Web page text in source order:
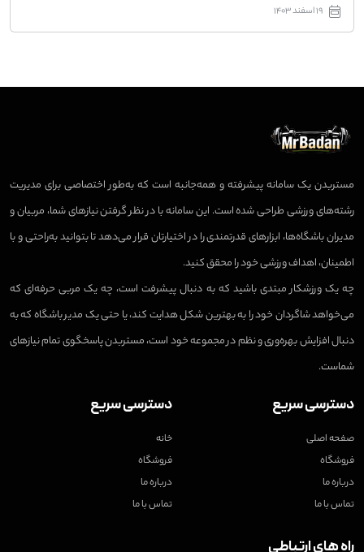
19 اسفند 1403
مستربدن یک سامانه پیشرفته و همه‌جانبه است که به‌طور اختصاصی برای مدیریت
رشته‌های ورزشی طراحی شده است. این سامانه با در نظر گرفتن نیازهای شما، مربیان و
مدیران باشگاه‌ها، ابزارهای قدرتمندی را در اختیارتان قرار می‌دهد تا بتوانید به‌راحتی و با
اطمینان، اهداف ورزشی خود را محقق کنید.
چه یک ورزشکار مبتدی باشید که به دنبال پیشرفت است، چه یک مربی حرفه‌ای که
می‌خواهد شاگردان خود را به بهترین شکل هدایت کند، یا حتی یک مدیر باشگاه که به
دنبال افزایش بهره‌وری و نظم در مجموعه خود است، مستربدن پاسخگوی تمام نیازهای
شماست.
دسترسی سریع
صفحه اصلی
فروشگاه
درباره ما
تماس با ما
دسترسی سریع
خانه
فروشگاه
درباره ما
تماس با ما
راه های ارتباطی